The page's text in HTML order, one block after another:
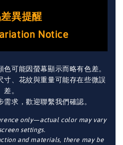
異提醒
Notice
可能因螢幕顯示而略有色差。
寸、花紋與重量可能存在些微誤
差。
求，歡迎聯繫我們確認。
only—actual color may vary
settings.
and materials, there may be